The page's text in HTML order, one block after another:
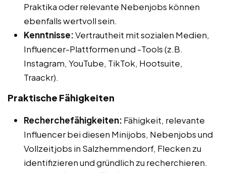
Praktika oder relevante Nebenjobs können
ebenfalls wertvoll sein.
Kenntnisse:Vertrautheit mit sozialen Medien,
Influencer-Plattformen und -Tools (z.B.
Instagram, YouTube, TikTok, Hootsuite,
Traackr).
Praktische Fähigkeiten
Recherchefähigkeiten: Fähigkeit, relevante
Influencer bei diesen Minijobs, Nebenjobs und
Vollzeitjobs in Salzhemmendorf, Flecken zu
identifizieren und gründlich zu recherchieren.